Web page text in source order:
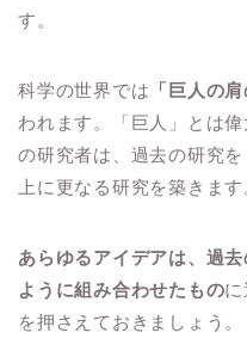
す。
科学の世界では 「巨人の
われます。「巨人」とは
の研究者は、過去の研究
上に更なる研究を築きます
あらゆるアイデアは、過
ように組み合わせたもの
を押さえておきましょう。